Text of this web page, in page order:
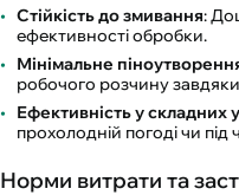
Стійкість до змивання:
ефективності обробки.
Мінімальне
робочого розчину
Ефективність у складних
прохолодній погоді чи під
Норми витрати та